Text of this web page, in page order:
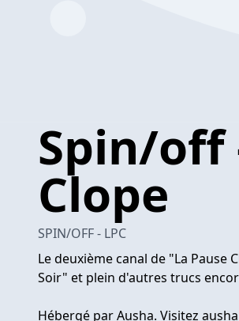
Spin/off
Clope
SPIN/OFF - LPC
Le deuxième canal de "La Pause
Soir" et plein d'autres trucs
Hébergé par Ausha. Visitez